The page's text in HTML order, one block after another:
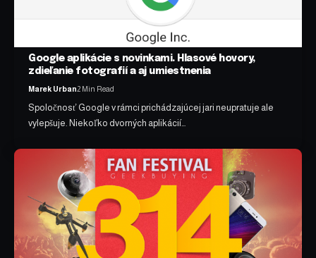
Google aplikácie s novinkami. Hlasové hovory,
zdieľanie fotografií a aj umiestnenia
Marek Urban2 Min Read
Spoločnosť Google v rámci prichádzajúcej jari neupratuje ale
vylepšuje. Niekoľko dvorných aplikácií…